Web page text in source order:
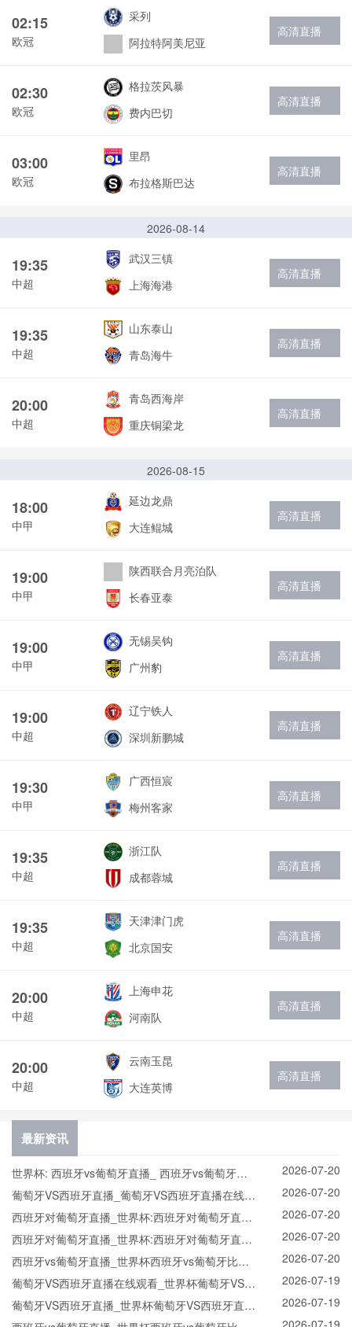
02:15
欧冠
采列
阿拉特阿美尼亚
高清直播
02:30
欧冠
格拉茨风暴
费内巴切
高清直播
03:00
欧冠
里昂
布拉格斯巴达
高清直播
2026-08-14
19:35
中超
武汉三镇
上海海港
高清直播
19:35
中超
山东泰山
青岛海牛
高清直播
20:00
中超
青岛西海岸
重庆铜梁龙
高清直播
2026-08-15
18:00
中甲
延边龙鼎
大连鲲城
高清直播
19:00
中甲
陕西联合月亮泊队
长春亚泰
高清直播
19:00
中甲
无锡吴钩
广州豹
高清直播
19:00
中超
辽宁铁人
深圳新鹏城
高清直播
19:30
中甲
广西恒宸
梅州客家
高清直播
19:35
中超
浙江队
成都蓉城
高清直播
19:35
中超
天津津门虎
北京国安
高清直播
20:00
中超
上海申花
河南队
高清直播
20:00
中超
云南玉昆
大连英博
高清直播
最新资讯
世界杯: 西班牙vs葡萄牙直播_ 西班牙vs葡萄牙在
线直播_ 西班牙vs葡萄牙CCTV5直播入口-24直播
网
2026-07-20
葡萄牙VS西班牙直播_葡萄牙VS西班牙直播在线观
看_葡萄牙VS西班牙实时全场直播入口
2026-07-20
西班牙对葡萄牙直播_世界杯:西班牙对葡萄牙直播
免费观看直播_世界杯西班牙对葡萄牙直播在线观
看高清无插件
2026-07-20
西班牙对葡萄牙直播_世界杯:西班牙对葡萄牙直播
免费观看直播_世界杯西班牙对葡萄牙直播在线观
看高清无插件
2026-07-20
西班牙vs葡萄牙直播_世界杯西班牙vs葡萄牙比赛
直播高清入口_西班牙vs葡萄牙预测分析直播
2026-07-20
葡萄牙VS西班牙直播在线观看_世界杯葡萄牙VS西
班牙直播_葡萄牙VS西班牙比赛观看直达入口
2026-07-19
葡萄牙VS西班牙直播_世界杯葡萄牙VS西班牙直播
2026-07-19
2026-07-19